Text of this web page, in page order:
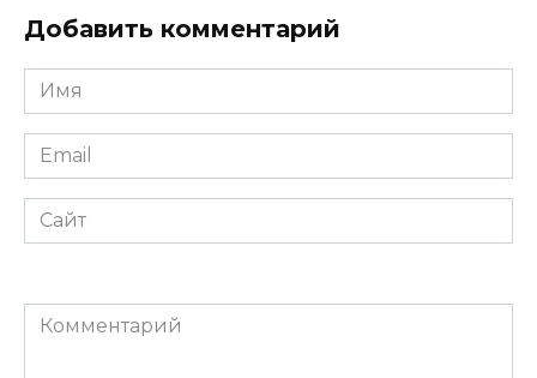
Добавить комментарий
Имя
*
Email
*
Сайт
Комментарий